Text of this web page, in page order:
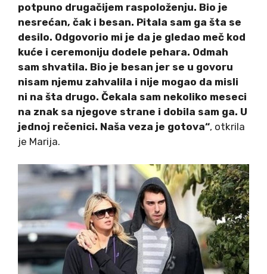
potpuno drugačijem raspoloženju. Bio je
nesrećan, čak i besan. Pitala sam ga šta se
desilo. Odgovorio mi je da je gledao meč kod
kuće i ceremoniju dodele pehara. Odmah
sam shvatila. Bio je besan jer se u govoru
nisam njemu zahvalila i nije mogao da misli
ni na šta drugo. Čekala sam nekoliko meseci
na znak sa njegove strane i dobila sam ga. U
jednoj rečenici. Naša veza je gotova“, otkrila
je Marija.